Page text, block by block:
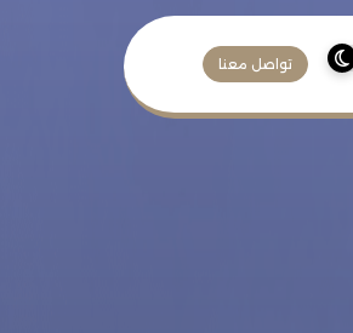
تواصل معنا